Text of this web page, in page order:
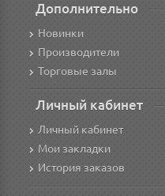
Дополнительно
Новинки
Производители
Торговые залы
Личный кабинет
Личный кабинет
Мои закладки
История заказов